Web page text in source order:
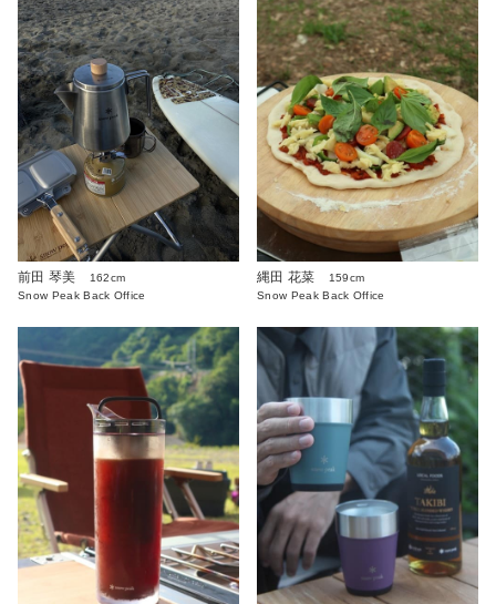
前田 琴美
162cm
Snow Peak Back Office
縄田 花菜
159cm
Snow Peak Back Office